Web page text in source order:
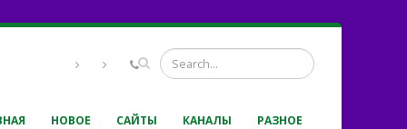
НОВОЕ САЙТЫ КАНАЛЫ РАЗНОЕ